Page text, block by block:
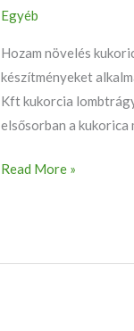
Egyéb
Hozam növelés
készítményeket
Kft kukorcia
elsősorban a
termékek
Read More »